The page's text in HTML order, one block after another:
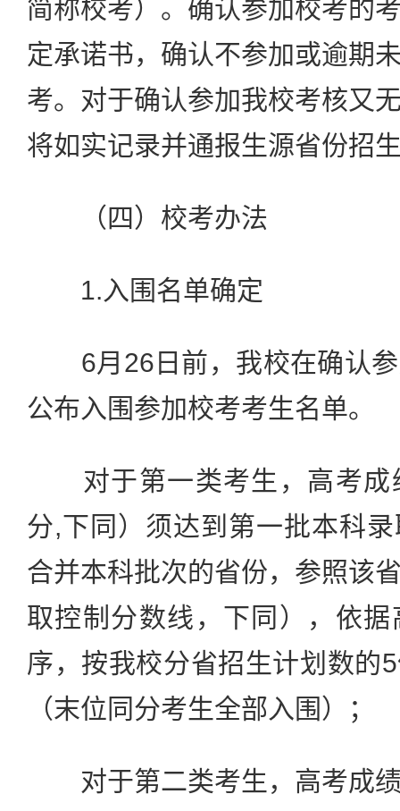
简称校考）。确认参加校考的
定承诺书，确认不参加或逾期
考。对于确认参加我校考核又
将如实记录并通报生源省份招
（四）校考办法
1.入围名单确定
6月26日前，我校在确认参
公布入围参加校考考生名单。
对于第一类考生，高考成
分,下同）须达到第一批本科
合并本科批次的省份，参照该
取控制分数线，下同），依
序，按我校分省招生计划数的
（末位同分考生全部入围）；
对于第二类考生，高考成绩